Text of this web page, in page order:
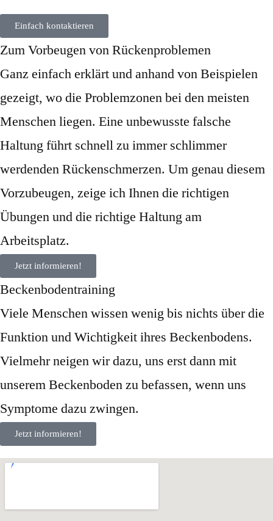
Einfach kontaktieren
Zum Vorbeugen von Rückenproblemen
Ganz einfach erklärt und anhand von Beispielen
gezeigt, wo die Problemzonen bei den meisten
Menschen liegen. Eine unbewusste falsche
Haltung führt schnell zu immer schlimmer
werdenden Rückenschmerzen. Um genau diesem
Vorzubeugen, zeige ich Ihnen die richtigen
Übungen und die richtige Haltung am
Arbeitsplatz.
Jetzt informieren!
Beckenbodentraining
Viele Menschen wissen wenig bis nichts über die
Funktion und Wichtigkeit ihres Beckenbodens.
Vielmehr neigen wir dazu, uns erst dann mit
unserem Beckenboden zu befassen, wenn uns
Symptome dazu zwingen.
Jetzt informieren!